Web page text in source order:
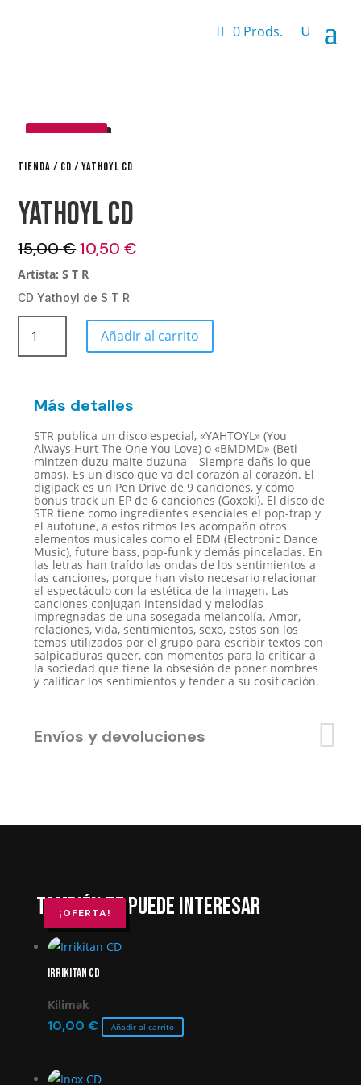
0 Prods.
¡OFERTA!
TIENDA / CD / YATHOYL CD
Yathoyl CD
15,00€El
precio
original
era:
15,00 €.
10,50€
10,50 €.
Artista: S T R
CD Yathoyl de S T R
CD
cantidad
Añadir al carrito
Más detalles
STR publica un disco especial, «YAHTOYL» (You
Always Hurt The One You Love) o «BMDMD» (Beti
mintzen duzu maite duzuna – Siempre dañs lo que
amas). Es un disco que va del corazón al corazón. El
digipack es un Pen Drive de 9 canciones, y como
bonus track un EP de 6 canciones (Goxoki). El disco de
STR tiene como ingredientes esenciales el pop-trap y
el autotune, a estos ritmos les acompañn otros
elementos musicales como el EDM (Electronic Dance
Music), future bass, pop-funk y demás pinceladas. En
las letras han traído las ondas de los sentimientos a
las canciones, porque han visto necesario relacionar
el espectáculo con la estética de la imagen. Las
canciones conjugan intensidad y melodías
impregnadas de una sosegada melancolía. Amor,
relaciones, vida, sentimientos, sexo, estos son los
temas utilizados por el grupo para escribir textos con
salpicaduras queer, con momentos para la críticar a
la sociedad que tiene la obsesión de poner nombres
y calificar los sentimientos y tender a su cosificación.
Envíos y devoluciones
También te puede interesar
Irrikitan CD
Kilimak
10,00 € Añadir al carrito
¡OFERTA!
¡OFERTA!
¡OFERTA!